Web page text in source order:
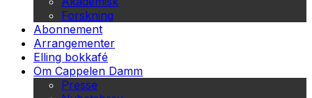
Forskning
Abonnement
Arrangementer
Elling bokkafé
Om Cappelen Damm
Presse